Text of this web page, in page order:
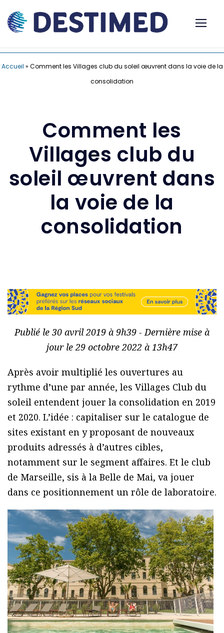
Accueil » Comment les Villages club du soleil œuvrent dans la voie de la
consolidation
Comment les
Villages club du
soleil œuvrent dans
la voie de la
consolidation
Publié le 30 avril 2019 à 9h39 - Dernière mise à
jour le 29 octobre 2022 à 13h47
Après avoir multiplié les ouvertures au
rythme d’une par année, les Villages Club du
soleil entendent jouer la consolidation en 2019
et 2020. L’idée : capitaliser sur le catalogue de
sites existant en y proposant de nouveaux
produits adressés à d’autres cibles,
notamment sur le segment affaires. Et le club
de Marseille, sis à la Belle de Mai, va jouer
dans ce positionnement un rôle de laboratoire.